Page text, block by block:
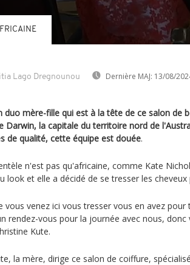
Lago Dregnounou Dernière MAJ: 13/08/
duo mère-fille qui est à la tête de ce salon de
Darwin, la capitale du territoire nord de
de qualité, cette équipe est douée.
n'est pas qu'africaine, comme Kate
look et elle a décidé de se tresser les
vous venez ici vous tresser vous en avez
rendez-vous pour la journée avec nous, donc
Kute.
la mère, dirige ce salon de coiffure,